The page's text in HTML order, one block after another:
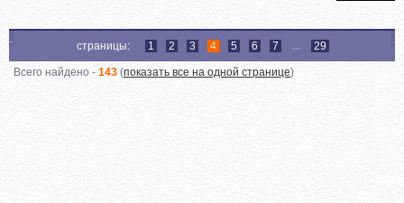
страницы: 1 2 3 4 5 6 7 ... 29
Всего найдено - 143 (показать все на одной странице)